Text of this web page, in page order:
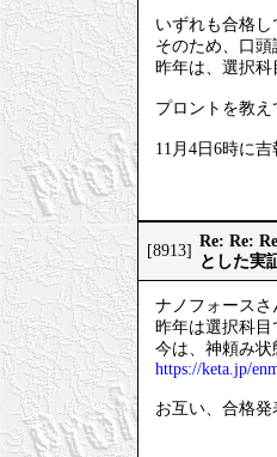
いずれも合格
そのため、口
昨年は、選択
プロントを教
11月4日6時に
[8913]
Re: Re:
とした実
ナノフォースさ
昨年は選択科目
今は、神頼み状
https://keta.jp/
お互い、合格発